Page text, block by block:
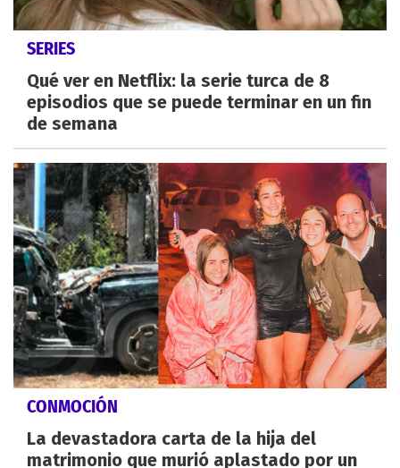
SERIES
Qué ver en Netflix: la serie turca de 8
episodios que se puede terminar en un fin
de semana
CONMOCIÓN
La devastadora carta de la hija del
matrimonio que murió aplastado por un